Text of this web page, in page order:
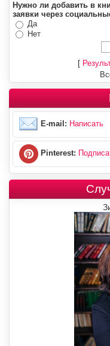
Нужно ли добавить в
заявки через
Да
Нет
[
E-mail: Написать
Pinterest: